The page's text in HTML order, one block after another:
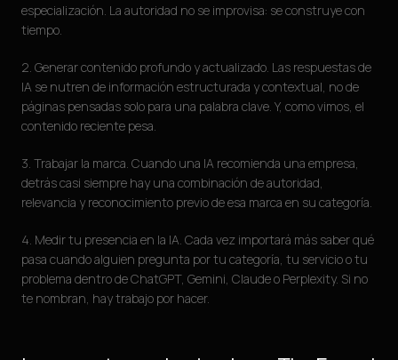
especialización. La autoridad no se improvisa: se construye con
tiempo.
2. Generar contenido profundo y actualizado. Las respuestas de
IA se nutren de información estructurada y contextual, no de
páginas pensadas solo para una palabra clave. Y, como vimos, el
contenido reciente pesa.
3. Trabajar la marca. Cuando una IA recomienda una empresa,
detrás casi siempre hay una combinación de autoridad,
relevancia y reconocimiento previo de esa marca en su categoría.
4. Medir tu presencia en la IA. Cada vez importará más saber qué
pasa cuando alguien pregunta por tu categoría, tu servicio o tu
problema dentro de ChatGPT, Gemini, Claude o Perplexity. Si no
te nombran, hay trabajo por hacer.